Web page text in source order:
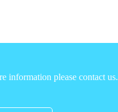
information please contact us.